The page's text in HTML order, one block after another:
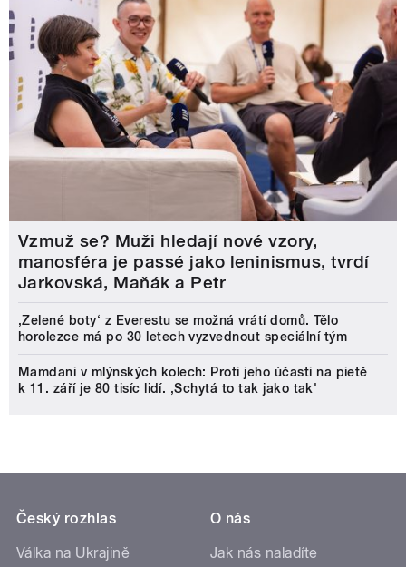
Vzmuž se? Muži hledají nové vzory,
manosféra je passé jako leninismus, tvrdí
Jarkovská, Maňák a Petr
‚Zelené boty‘ z Everestu se možná vrátí domů. Tělo
horolezce má po 30 letech vyzvednout speciální tým
Mamdani v mlýnských kolech: Proti jeho účasti na pietě
k 11. září je 80 tisíc lidí. ‚Schytá to tak jako tak'
Český rozhlas
Válka na Ukrajině
O nás
Jak nás naladíte